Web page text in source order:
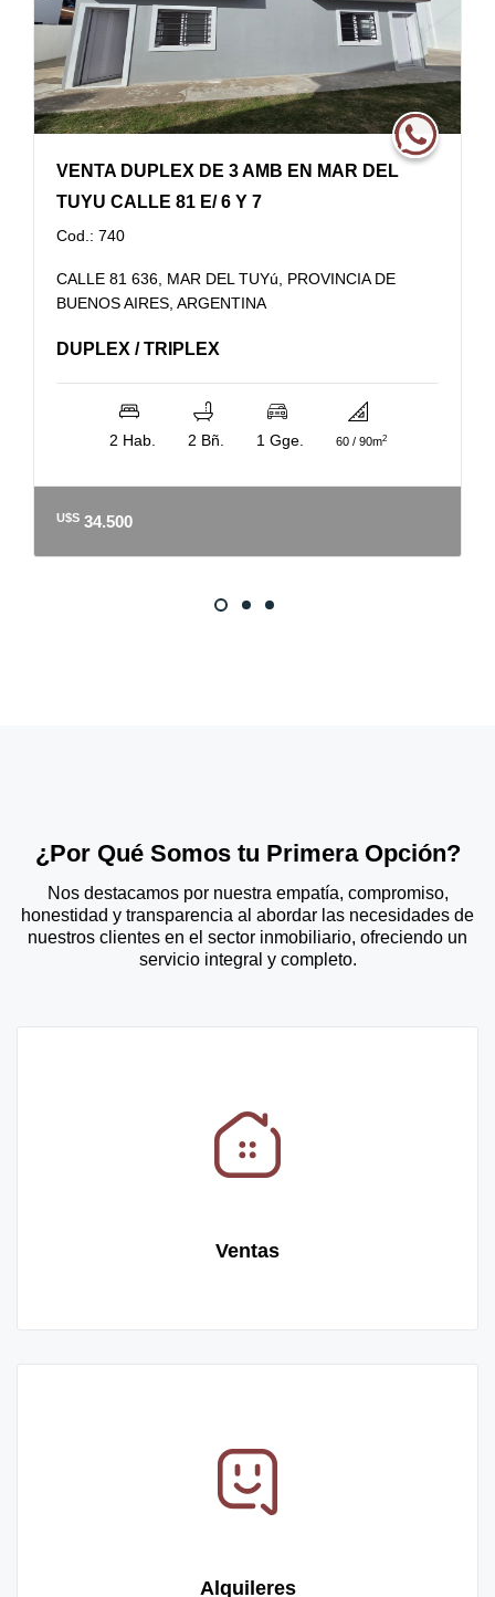
VENTA DUPLEX DE 3 AMB EN MAR DEL
TUYU CALLE 81 E/ 6 Y 7
Cod.: 740
CALLE 81 636, MAR DEL TUYú, PROVINCIA DE
BUENOS AIRES, ARGENTINA
DUPLEX / TRIPLEX
2 Hab. 2 Bñ. 1 Gge. 60 / 90m2
U$S 34.500
¿Por Qué Somos tu Primera Opción?
Nos destacamos por nuestra empatía, compromiso,
honestidad y transparencia al abordar las necesidades de
nuestros clientes en el sector inmobiliario, ofreciendo un
servicio integral y completo.
Ventas
Alquileres